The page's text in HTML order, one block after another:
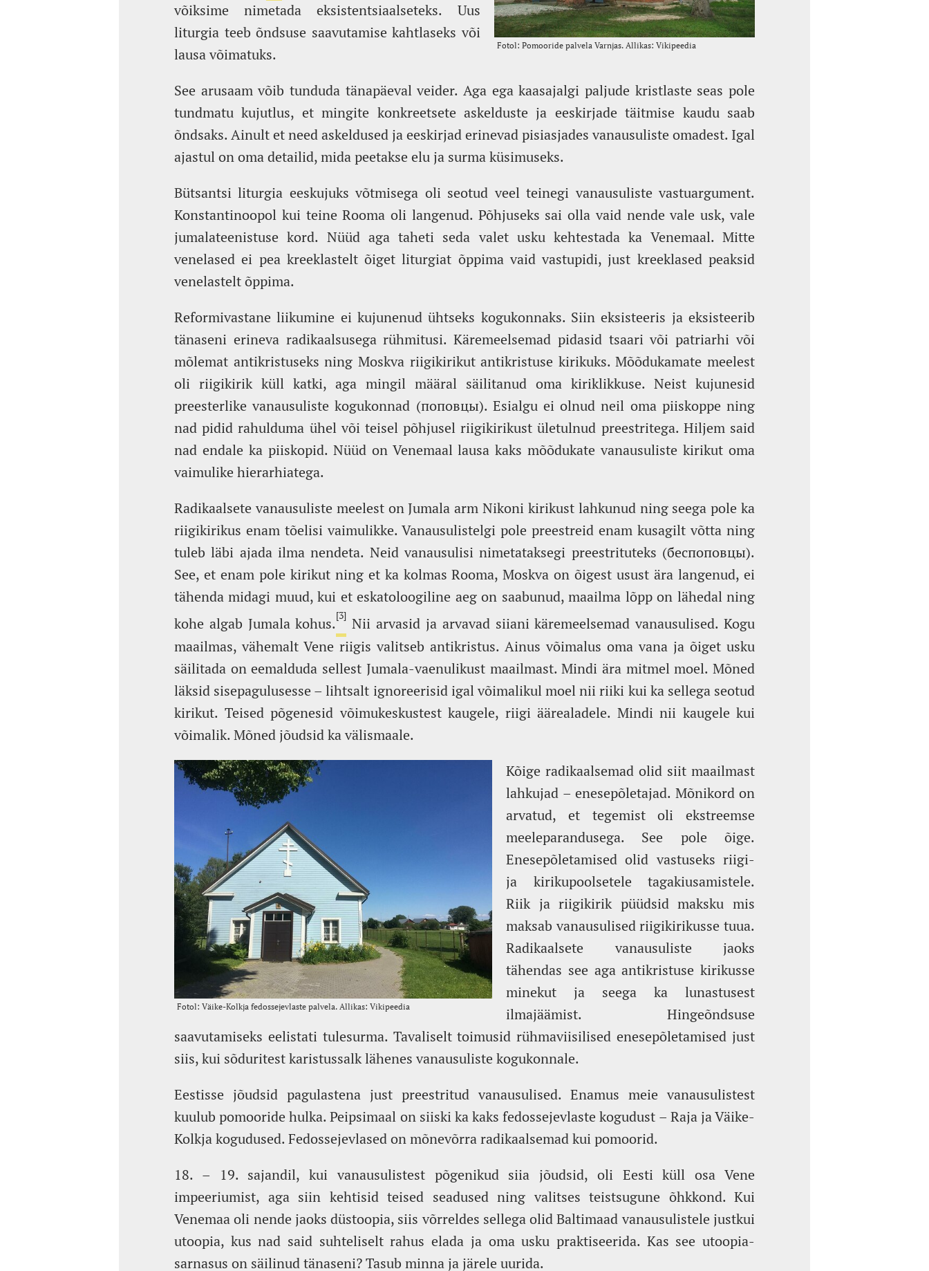
võiksime nimetada eksistentsiaalseteks. Uus
liturgia teeb õndsuse saavutamise kahtlaseks või
lausa võimatuks.
See arusaam võib tunduda tänapäeval veider. Aga ega kaasajalgi paljude kristlaste seas pole
tundmatu kujutlus, et mingite konkreetsete askelduste ja eeskirjade täitmise kaudu saab
õndsaks. Ainult et need askeldused ja eeskirjad erinevad pisiasjades vanausuliste omadest. Igal
ajastul on oma detailid, mida peetakse elu ja surma küsimuseks.
Bütsantsi liturgia eeskujuks võtmisega oli seotud veel teinegi vanausuliste vastuargument.
Konstantinoopol kui teine Rooma oli langenud. Põhjuseks sai olla vaid nende vale usk, vale
jumalateenistuse kord. Nüüd aga taheti seda valet usku kehtestada ka Venemaal. Mitte
venelased ei pea kreeklastelt õiget liturgiat õppima vaid vastupidi, just kreeklased peaksid
venelastelt õppima.
Reformivastane liikumine ei kujunenud ühtseks kogukonnaks. Siin eksisteeris ja eksisteerib
tänaseni erineva radikaalsusega rühmitusi. Käremeelsemad pidasid tsaari või patriarhi või
mõlemat antikristuseks ning Moskva riigikirikut antikristuse kirikuks. Mõõdukamate meelest
oli riigikirik küll katki, aga mingil määral säilitanud oma kiriklikkuse. Neist kujunesid
preesterlike vanausuliste kogukonnad (поповцы). Esialgu ei olnud neil oma piiskoppe ning
nad pidid rahulduma ühel või teisel põhjusel riigikirikust ületulnud preestritega. Hiljem said
nad endale ka piiskopid. Nüüd on Venemaal lausa kaks mõõdukate vanausuliste kirikut oma
vaimulike hierarhiatega.
Radikaalsete vanausuliste meelest on Jumala arm Nikoni kirikust lahkunud ning seega pole ka
riigikirikus enam tõelisi vaimulikke. Vanausulistelgi pole preestreid enam kusagilt võtta ning
tuleb läbi ajada ilma nendeta. Neid vanausulisi nimetataksegi preestrituteks (беспоповцы).
See, et enam pole kirikut ning et ka kolmas Rooma, Moskva on õigest usust ära langenud, ei
tähenda midagi muud, kui et eskatoloogiline aeg on saabunud, maailma lõpp on lähedal ning
kohe algab Jumala kohus.[3] Nii arvasid ja arvavad siiani käremeelsemad vanausulised. Kogu
maailmas, vähemalt Vene riigis valitseb antikristus. Ainus võimalus oma vana ja õiget usku
säilitada on eemalduda sellest Jumala-vaenulikust maailmast. Mindi ära mitmel moel. Mõned
läksid sisepagulusesse – lihtsalt ignoreerisid igal võimalikul moel nii riiki kui ka sellega seotud
kirikut. Teised põgenesid võimukeskustest kaugele, riigi äärealadele. Mindi nii kaugele kui
võimalik. Mõned jõudsid ka välismaale.
Kõige radikaalsemad olid siit maailmast
lahkujad – enesepõletajad. Mõnikord on
arvatud, et tegemist oli ekstreemse
meeleparandusega. See pole õige.
Enesepõletamised olid vastuseks riigi-
ja kirikupoolsetele tagakiusamistele.
Riik ja riigikirik püüdsid maksku mis
maksab vanausulised riigikirikusse tuua.
Radikaalsete vanausuliste jaoks
tähendas see aga antikristuse kirikusse
minekut ja seega ka lunastusest
ilmajäämist. Hingeõndsuse
saavutamiseks eelistati tulesurma. Tavaliselt toimusid rühmaviisilised enesepõletamised just
siis, kui sõduritest karistussalk lähenes vanausuliste kogukonnale.
Eestisse jõudsid pagulastena just preestritud vanausulised. Enamus meie vanausulistest
kuulub pomooride hulka. Peipsimaal on siiski ka kaks fedossejevlaste kogudust – Raja ja Väike-
Kolkja kogudused. Fedossejevlased on mõnevõrra radikaalsemad kui pomoorid.
18. – 19. sajandil, kui vanausulistest põgenikud siia jõudsid, oli Eesti küll osa Vene
impeeriumist, aga siin kehtisid teised seadused ning valitses teistsugune õhkkond. Kui
Venemaa oli nende jaoks düstoopia, siis võrreldes sellega olid Baltimaad vanausulistele justkui
utoopia, kus nad said suhteliselt rahus elada ja oma usku praktiseerida. Kas see utoopia-
sarnasus on säilinud tänaseni? Tasub minna ja järele uurida.